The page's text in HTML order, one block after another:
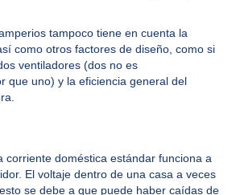
tampoco tiene en cuenta la
como otros factores de diseño, como si
ventiladores (dos no es
que uno) y la eficiencia general del
corriente doméstica estándar funciona a
El voltaje dentro de una casa a veces
se debe a que puede haber caídas de